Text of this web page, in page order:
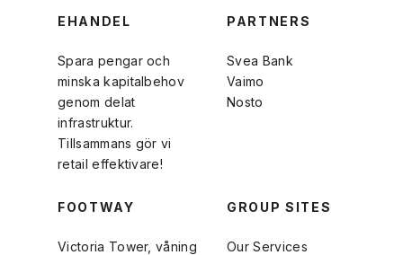
EHANDEL
Spara pengar och
minska kapitalbehov
genom delat
infrastruktur.
Tillsammans gör vi
retail effektivare!
PARTNERS
Svea Bank
Vaimo
Nosto
FOOTWAY
Victoria Tower, våning
GROUP SITES
Our Services